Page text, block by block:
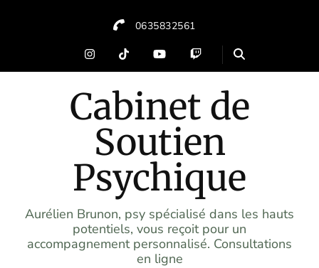
0635832561
Cabinet de
Soutien
Psychique
Aurélien Brunon, psy spécialisé dans les hauts
potentiels, vous reçoit pour un
accompagnement personnalisé. Consultations
en ligne